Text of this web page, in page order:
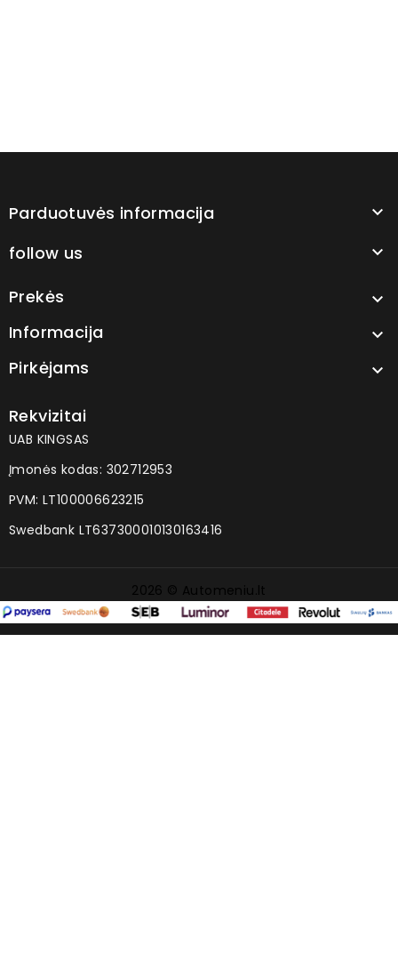
Parduotuvės informacija 
follow us 
Prekės 
Informacija 
Pirkėjams 
Rekvizitai
UAB KINGSAS
Įmonės kodas: 302712953
PVM: LT100006623215
Swedbank LT637300010130163416
2026 © Automeniu.lt